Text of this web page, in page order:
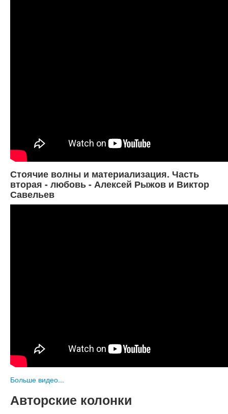
Стоячие волны и материализация. Часть
вторая - любовь - Алексей Рыжов и Виктор
Савельев
Больше видео...
Авторские колонки